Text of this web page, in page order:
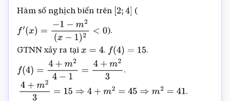
Hàm số nghịch biến trên [2; 4] (
f′ x)= −m 2(x −1) <0 ).
GTNN xảy ra tại x= . f( 4 )= .
f( 4 )= 4+ m2 4− 1 4+ .
m2 15⇒4+ m = 45 ⇒m 2= 41
.